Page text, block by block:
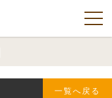
一覧へ戻る